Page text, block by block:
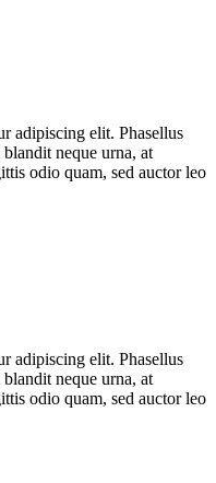
adipiscing elit. Phasellus
neque urna, at
odio quam, sed auctor leo
adipiscing elit. Phasellus
neque urna, at
odio quam, sed auctor leo